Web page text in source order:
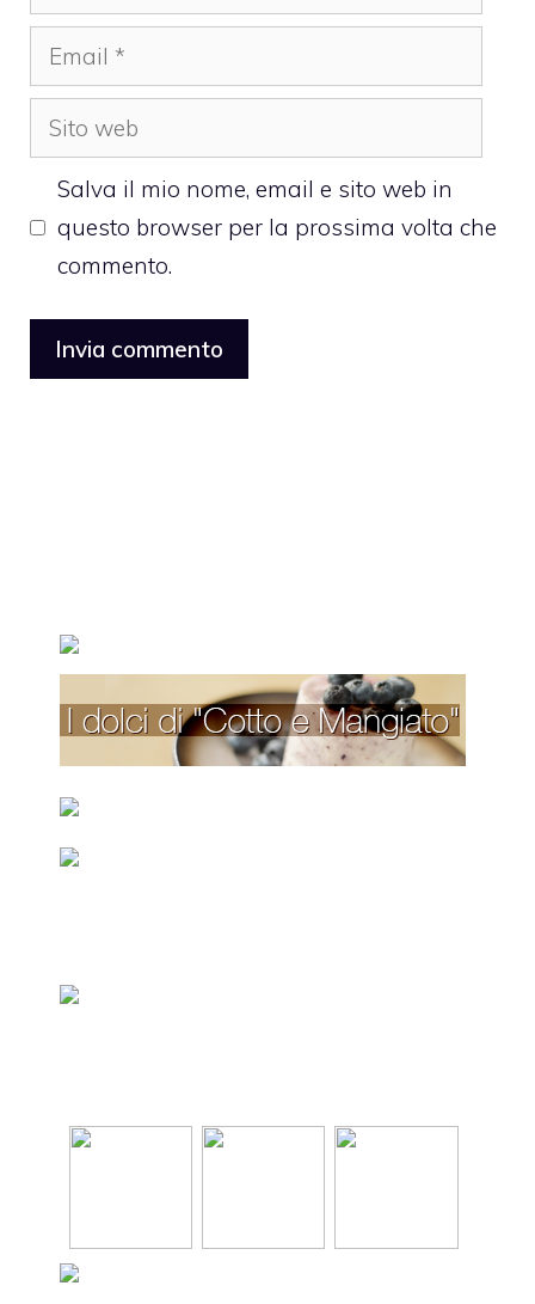
Email
Sito
web
Salva il mio nome, email e sito web in
questo browser per la prossima volta che
commento.